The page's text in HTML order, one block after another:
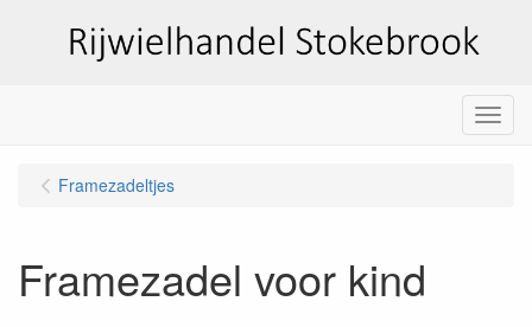
Menu
Framezadeltjes
Framezadel voor kind